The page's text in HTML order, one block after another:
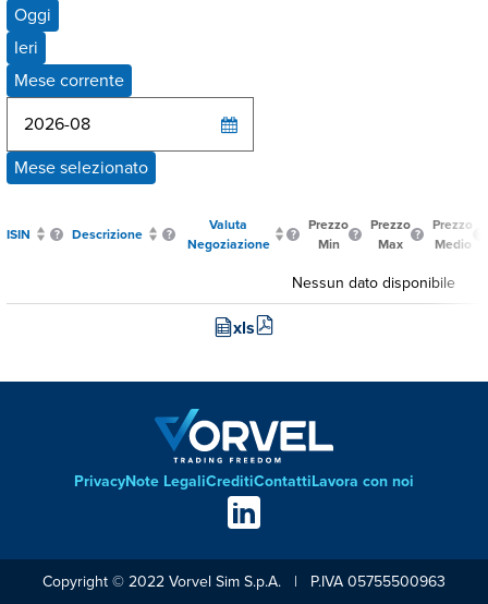
Oggi
Ieri
Mese corrente
Mese selezionato
ISIN Descrizione
Valuta
Negoziazione
Prezzo
Min
Prezzo
Max
Prezzo
Medio
Nessun dato disponibile
xls
Footer
PrivacyNote LegaliCreditiContattiLavora con noi
Social
links
Copyright © 2022 Vorvel Sim S.p.A. | P.IVA 05755500963